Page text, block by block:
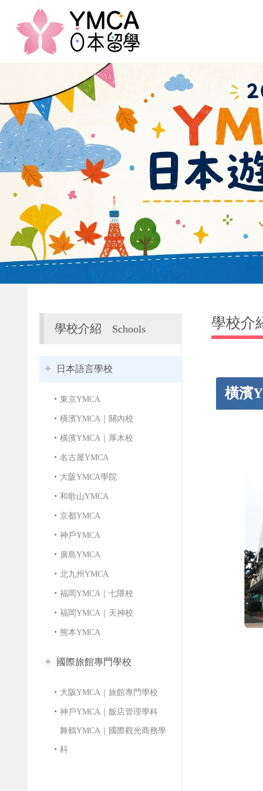
學校介紹 Schools
日本語言學校
東京YMCA
橫濱YMCA｜關內校
橫濱YMCA｜厚木校
名古屋YMCA
大阪YMCA學院
和歌山YMCA
京都YMCA
神戶YMCA
廣島YMCA
北九州YMCA
福岡YMCA｜七隈校
福岡YMCA｜天神校
熊本YMCA
國際旅館專門學校
大阪YMCA｜旅館專門學校
神戶YMCA｜飯店管理學科
舞鶴YMCA｜國際觀光商務學
科
學校介
橫濱